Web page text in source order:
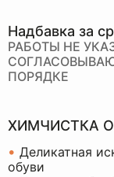
Надбавка за
РАБОТЫ НЕ
ПОРЯДКЕ
ХИМЧИСТКА
• Деликатная
обуви